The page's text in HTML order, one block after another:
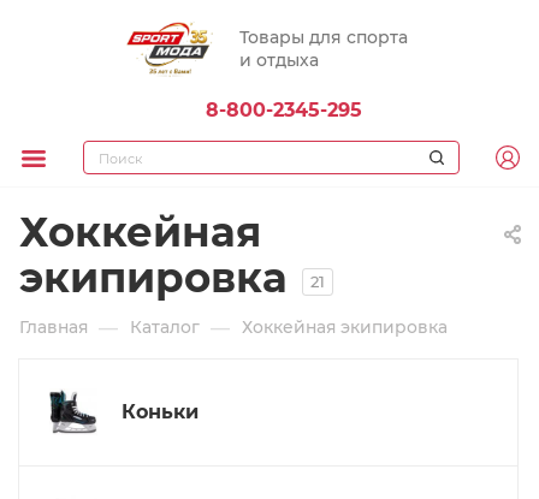
Товары для спорта
и отдыха
8-800-2345-295
Хоккейная
экипировка
21
Главная — Каталог — Хоккейная экипировка
Коньки